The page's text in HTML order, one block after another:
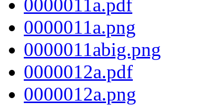
0000011a.pdf
0000011a.png
0000011abig.png
0000012a.pdf
0000012a.png